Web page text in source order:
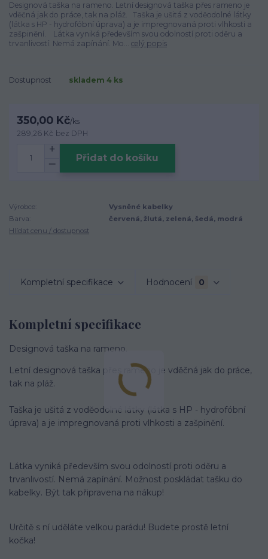
Designová taška na rameno. Letní designová taška přes rameno je
vděčná jak do práce, tak na pláž. Taška je ušitá z voděodolné látky
(látka s HP - hydrofóbní úprava) a je impregnovaná proti vlhkosti a
zašpinění. Látka vyniká především svou odolností proti oděru a
trvanlivostí. Nemá zapínání. Mo... celý popis
Dostupnost skladem 4 ks
350,00 Kč/ks
289,26 Kč bez DPH
Přidat do košíku
Výrobce:
Vysněné kabelky
Barva:
červená, žlutá, zelená, šedá, modrá
Hlídat cenu / dostupnost
Kompletní specifikace Hodnocení 0
Kompletní specifikace
Designová taška na rameno.
Letní designová taška přes rameno je vděčná jak do práce,
tak na pláž.
Taška je ušitá z voděodolné látky (látka s HP - hydrofóbní
úprava) a je impregnovaná proti vlhkosti a zašpinění.
Látka vyniká především svou odolností proti oděru a
trvanlivostí. Nemá zapínání. Možnost poskládat tašku do
kabelky. Být tak připravena na nákup!
Určitě s ní uděláte velkou parádu! Budete prostě letní
kočka!